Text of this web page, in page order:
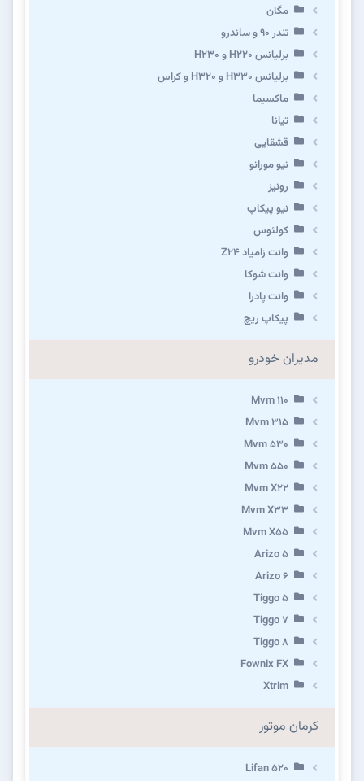
مگان
تندر ۹۰ و ساندرو
برلیانس H220 و H230
برلیانس H330 و H320 و کراس
ماکسیما
تیانا
قشقایی
نیو مورانو
رونیز
نیو پیکاپ
كولئوس
وانت زامیاد Z24
وانت شوکا
وانت پادرا
پیکاپ ریچ
مدیران خودرو
Mvm 110
Mvm 315
Mvm 530
Mvm 550
Mvm X22
Mvm X33
Mvm X55
Arizo 5
Arizo 6
Tiggo 5
Tiggo 7
Tiggo 8
Fownix FX
Xtrim
کرمان موتور
Lifan 520